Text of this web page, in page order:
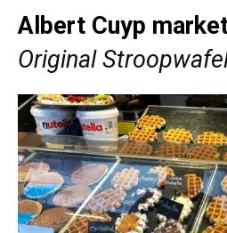
Albert Cuyp
Original